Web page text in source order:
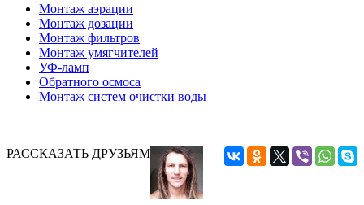
Монтаж аэрации
Монтаж дозации
Монтаж фильтров
Монтаж умягчителей
УФ-ламп
Обратного осмоса
Монтаж систем очистки воды
РАССКАЗАТЬ ДРУЗЬЯМ